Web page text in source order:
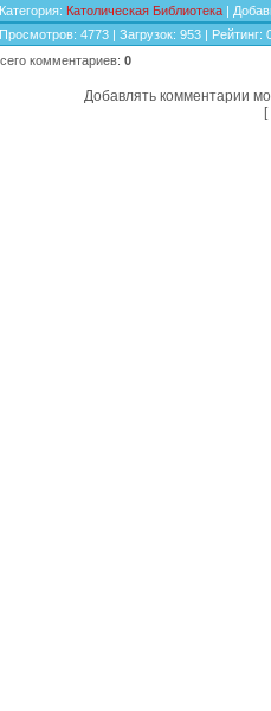
Категория: Католическая Библиотека |
Просмотров: 4773 | Загрузок: 953 | Рейтинг:
комментариев: 0
Добавлять комментарии
[